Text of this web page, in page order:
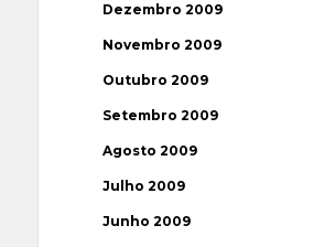
Dezembro 2009
Novembro 2009
Outubro 2009
Setembro 2009
Agosto 2009
Julho 2009
Junho 2009